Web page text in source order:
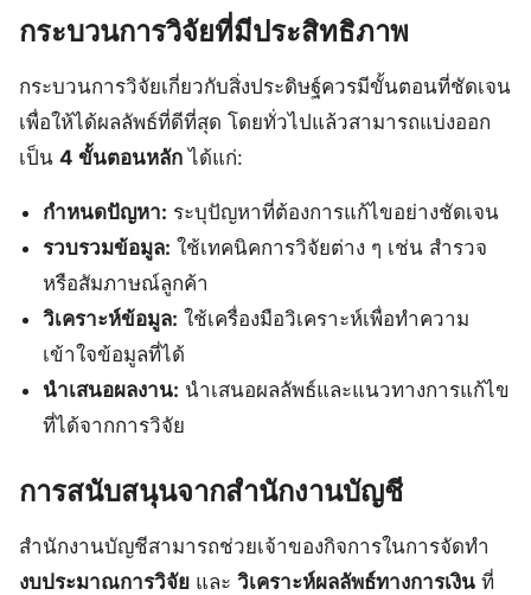
กระบวนการวิจัยที่มีประสิทธิภาพ
กระบวนการวิจัยเกี่ยวกับสิ่งประดิษฐ์ควรมีขั้นตอนที่ชัดเจน
เพื่อให้ได้ผลลัพธ์ที่ดีที่สุด โดยทั่วไปแล้วสามารถแบ่งออก
เป็น 4 ขั้นตอนหลัก ได้แก่:
กำหนดปัญหา: ระบุปัญหาที่ต้องการแก้ไขอย่างชัดเจน
รวบรวมข้อมูล: ใช้เทคนิคการวิจัยต่าง ๆ เช่น สำรวจ
หรือสัมภาษณ์ลูกค้า
วิเคราะห์ข้อมูล: ใช้เครื่องมือวิเคราะห์เพื่อทำความ
เข้าใจข้อมูลที่ได้
นำเสนอผลงาน: นำเสนอผลลัพธ์และแนวทางการแก้ไข
ที่ได้จากการวิจัย
การสนับสนุนจากสำนักงานบัญชี
สำนักงานบัญชีสามารถช่วยเจ้าของกิจการในการจัดทำ
งบประมาณการวิจัย และ วิเคราะห์ผลลัพธ์ทางการเงิน ที่